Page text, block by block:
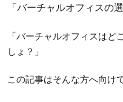
「バーチャルオフィスの
「バーチャルオフィスは
しょ？」
この記事はそんな方へ向け